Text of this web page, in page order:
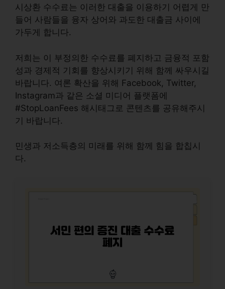
시상환 수수료는 이러한 대출을 이용하기 어렵게 만
들어 사람들을 융자 상어와 과도한 대출금 사이에
가두게 합니다.
저희는 이 부정의한 수수료를 폐지하고 금융적 포함
성과 경제적 기회를 향상시키기 위해 함께 싸우시길
바랍니다. 여론 확산을 위해 Facebook, Twitter,
Instagram과 같은 소셜 미디어 플랫폼에
#StopLoanFees 해시태그로 콘텐츠를 공유해주시
기 바랍니다.
민생과 저소득층의 미래를 위해 함께 힘을 합칩시
다.